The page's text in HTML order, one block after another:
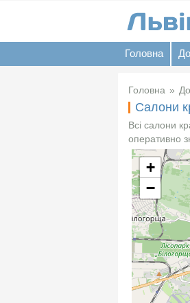
Головна
Головна
Салони
Всі салони
оперативно
+
−